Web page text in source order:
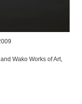
Wako Works of Art,